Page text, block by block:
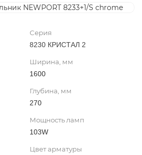
Серия
8230 КРИСТАЛ 2
Ширина, мм
1600
Глубина, мм
270
Мощность ламп
103W
Цвет арматуры